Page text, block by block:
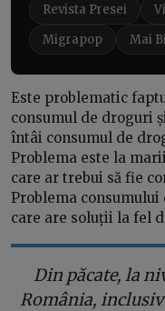
Revista Presei
Migrapop
Mai
Este problematic
consumul de droguri
întâi consumul de
Problema este la
care ar trebui să fie
Problema
care are soluții la fel
Din păcate, la
România,